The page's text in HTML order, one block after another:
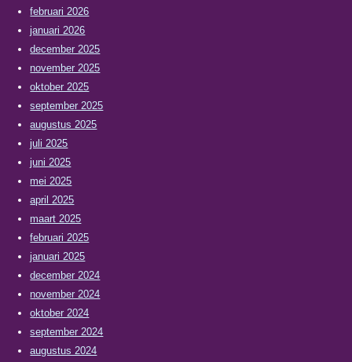
februari 2026
januari 2026
december 2025
november 2025
oktober 2025
september 2025
augustus 2025
juli 2025
juni 2025
mei 2025
april 2025
maart 2025
februari 2025
januari 2025
december 2024
november 2024
oktober 2024
september 2024
augustus 2024